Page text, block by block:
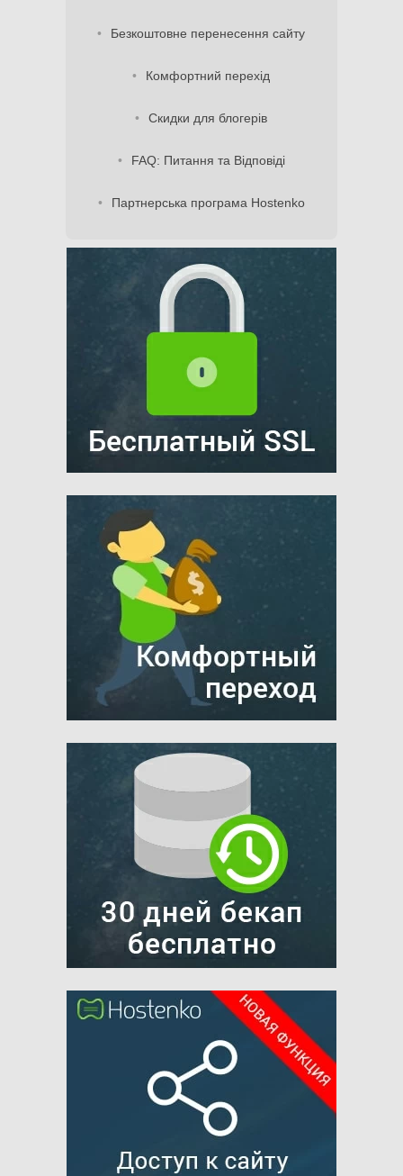
Безкоштовне перенесення сайту
Комфортний перехід
Скидки для блогерів
FAQ: Питання та Відповіді
Партнерська програма Hostenko